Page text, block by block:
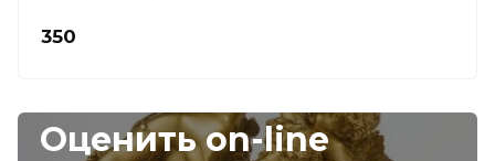
350
Оценить on-line